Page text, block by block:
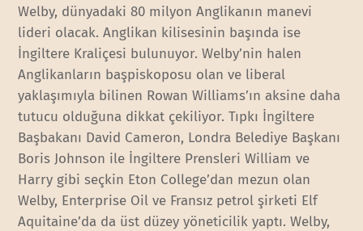
Welby, dünyadaki 80 milyon Anglikanın manevi
lideri olacak. Anglikan kilisesinin başında ise
İngiltere Kraliçesi bulunuyor. Welby’nin halen
Anglikanların başpiskoposu olan ve liberal
yaklaşımıyla bilinen Rowan Williams’ın aksine daha
tutucu olduğuna dikkat çekiliyor. Tıpkı İngiltere
Başbakanı David Cameron, Londra Belediye Başkanı
Boris Johnson ile İngiltere Prensleri William ve
Harry gibi seçkin Eton College’dan mezun olan
Welby, Enterprise Oil ve Fransız petrol şirketi Elf
Aquitaine’da da üst düzey yöneticilik yaptı. Welby,